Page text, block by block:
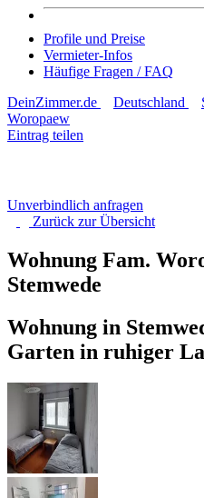
Profile und Preise
Vermieter-Infos
Häufige Fragen / FAQ
DeinZimmer.de
Deutschland
Woropaew
Eintrag teilen
Unverbindlich anfragen
Zurück zurÜbersicht
Wohnung Fam.
Stemwede
Wohnung in
Garten in ruhiger